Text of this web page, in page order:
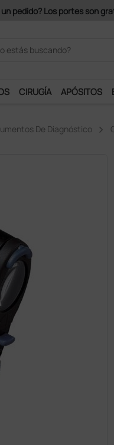
Ds Plus y podrás disfrutar
CIRUGÍA APÓSITOS
De Diagnóstico